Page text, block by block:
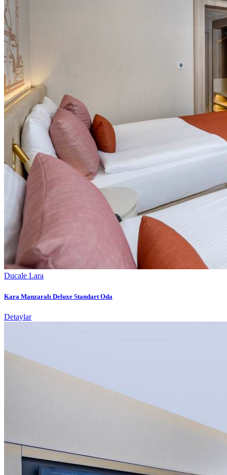
Ducale Lara
Kara Manzaralı Deluxe Standart Oda
Detaylar